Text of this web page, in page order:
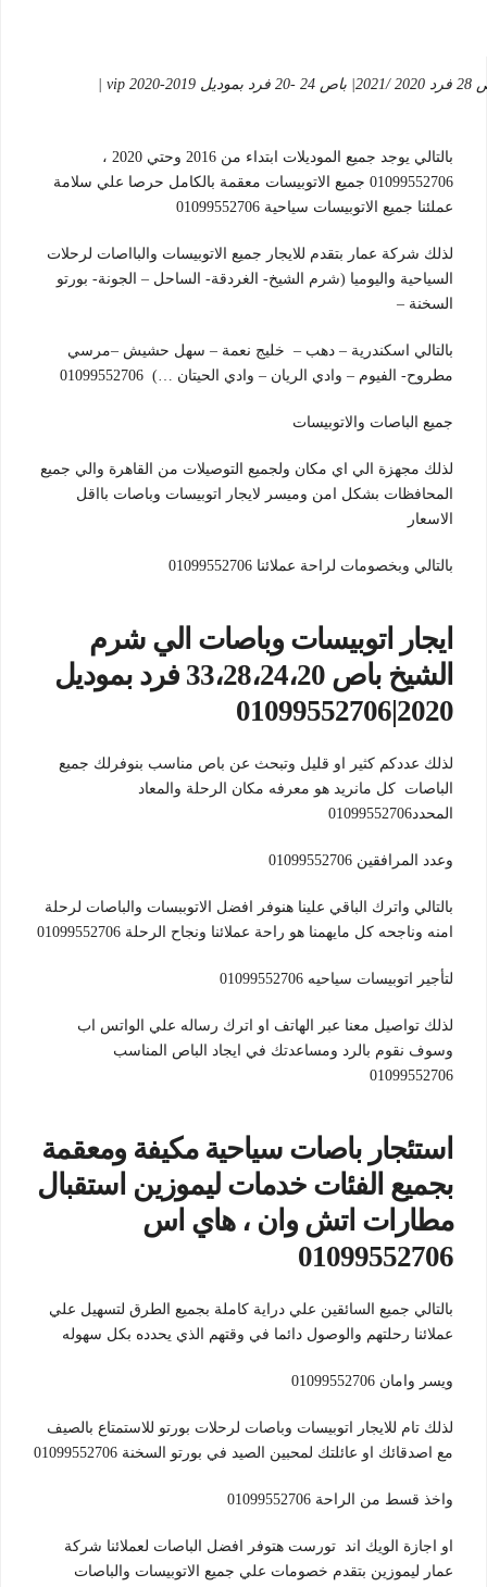
بالتالي يوجد جميع الموديلات ابتداء من 2016 وحتي 2020 ،
01099552706 جميع الاتوبيسات معقمة بالكامل حرصا علي سلامة
عملئنا جميع الاتوبيسات سياحية 01099552706
لذلك شركة عمار بتقدم للايجار جميع الاتوبيسات والبااصات لرحلات
السياحية واليوميا (شرم الشيخ- الغردقة- الساحل – الجونة- بورتو
السخنة –
بالتالي اسكندرية – دهب – خليج نعمة – سهل حشيش –مرسي
مطروح- الفيوم – وادي الريان – وادي الحيتان …) 01099552706
جميع الباصات والاتوبيسات
لذلك مجهزة الي اي مكان ولجميع التوصيلات من القاهرة والي جميع
المحافظات بشكل امن وميسر لايجار اتوبيسات وباصات بااقل
الاسعار
بالتالي وبخصومات لراحة عملائنا 01099552706
ايجار اتوبيسات وباصات الي شرم
الشيخ باص 33،28،24،20 فرد بموديل
2020|01099552706
لذلك عددكم كثير او قليل وتبحث عن باص مناسب بنوفرلك جميع
الباصات كل مانريد هو معرفه مكان الرحلة والمعاد
المحدد01099552706
وعدد المرافقين 01099552706
بالتالي واترك الباقي علينا هنوفر افضل الاتوببسات والباصات لرحلة
امنه وناجحه كل مايهمنا هو راحة عملائنا ونجاح الرحلة 01099552706
لتأجير اتوبيسات سياحيه 01099552706
لذلك تواصيل معنا عبر الهاتف او اترك رساله علي الواتس اب
وسوف نقوم بالرد ومساعدتك في ايجاد الباص المناسب
01099552706
استئجار باصات سياحية مكيفة ومعقمة
بجميع الفئات خدمات ليموزين استقبال
مطارات اتش وان ، هاي اس
01099552706
بالتالي جميع السائقين علي دراية كاملة بجميع الطرق لتسهيل علي
عملائنا رحلتهم والوصول دائما في وقتهم الذي يحدده بكل سهوله
ويسر وامان 01099552706
لذلك تام للايجار اتوبيسات وباصات لرحلات بورتو للاستمتاع بالصيف
مع اصدقائك او عائلتك لمحبين الصيد في بورتو السخنة 01099552706
واخذ قسط من الراحة 01099552706
او اجازة الويك اند تورست هتوفر افضل الباصات لعملائنا شركة
عمار ليموزين بتقدم خصومات علي جميع الاتوبيسات والباصات